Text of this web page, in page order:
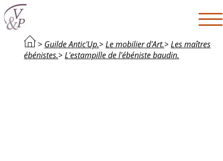
> Guilde Antic'Up.> Le mobilier d'Art.> Les maîtres
ébénistes.> L'estampille de l'ébéniste baudin.